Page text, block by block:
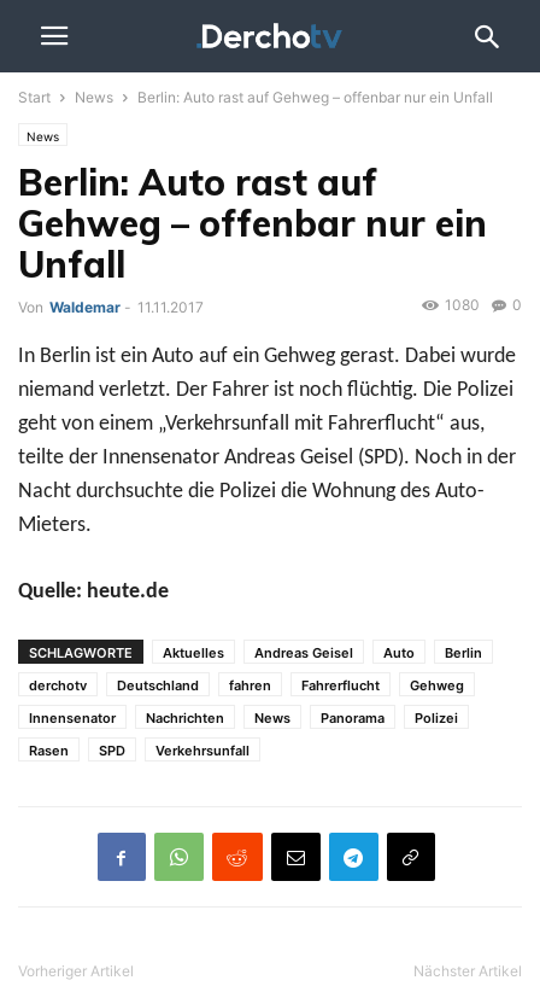
Start News Berlin: Auto rast auf Gehweg – offenbar nur ein Unfall
News
Berlin: Auto rast auf
Gehweg – offenbar nur ein
Unfall
Von Waldemar - 11.11.2017 0
1080
In Berlin ist ein Auto auf ein Gehweg gerast. Dabei wurde
niemand verletzt. Der Fahrer ist noch flüchtig. Die Polizei
geht von einem „Verkehrsunfall mit Fahrerflucht“ aus,
teilte der Innensenator Andreas Geisel (SPD). Noch in der
Nacht durchsuchte die Polizei die Wohnung des Auto-
Mieters.
Quelle: heute.de
SCHLAGWORTE Aktuelles Andreas Geisel Auto
Berlin
derchotv
Deutschland fahren Fahrerflucht
Gehweg
Innensenator
Nachrichten News Panorama
Polizei
Rasen
SPD Verkehrsunfall
Vorheriger Artikel Nächster Artikel